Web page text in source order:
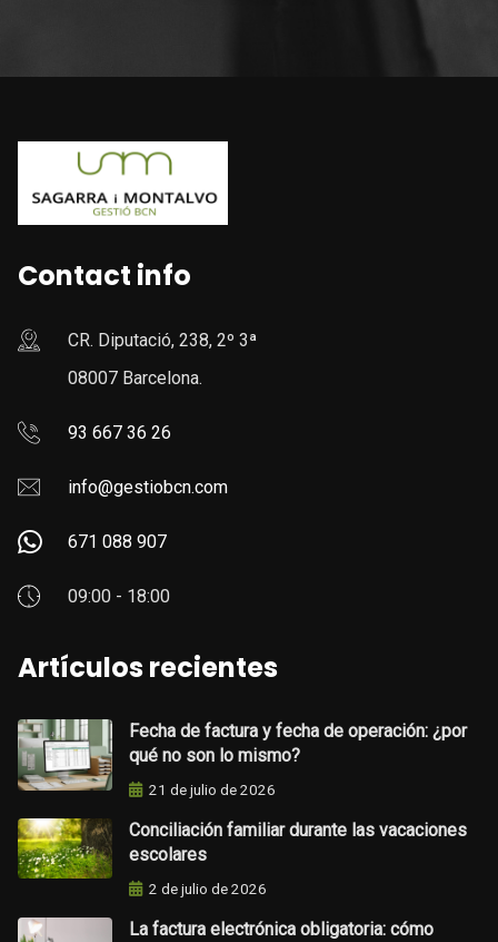
Contact info
CR. Diputació, 238, 2º 3ª
08007 Barcelona.
93 667 36 26
info@gestiobcn.com
671 088 907
09:00 - 18:00
Artículos recientes
Fecha de factura y fecha de operación: ¿por
qué no son lo mismo?
21 de julio de 2026
Conciliación familiar durante las vacaciones
escolares
2 de julio de 2026
La factura electrónica obligatoria: cómo